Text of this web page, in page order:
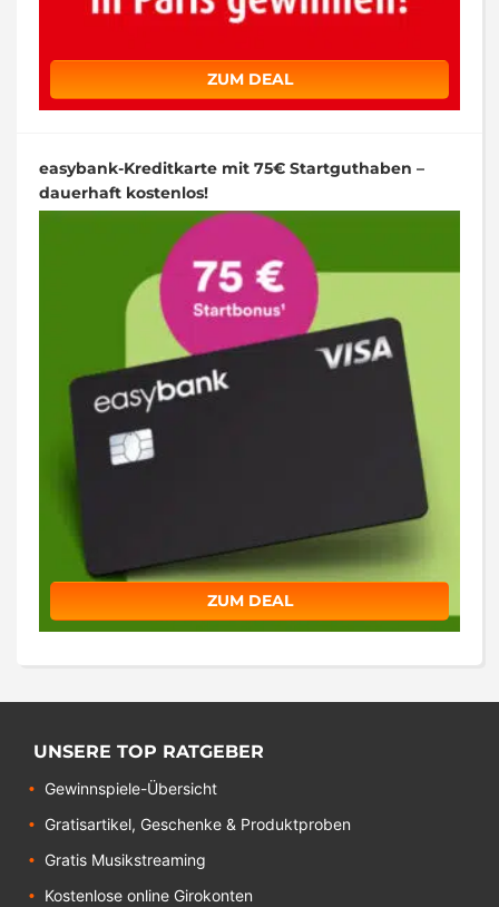
ZUM DEAL
easybank-Kreditkarte mit 75€ Startguthaben –
dauerhaft kostenlos!
ZUM DEAL
UNSERE TOP RATGEBER
Gewinnspiele-Übersicht
Gratisartikel, Geschenke & Produktproben
Gratis Musikstreaming
Kostenlose online Girokonten